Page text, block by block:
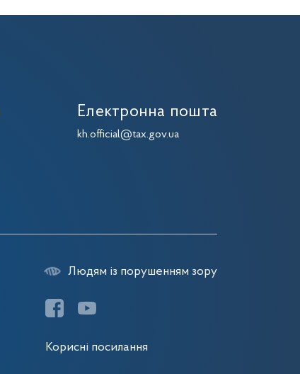
Електронна пошта
kh.official@tax.gov.ua
Людям із порушенням зору
Корисні посилання